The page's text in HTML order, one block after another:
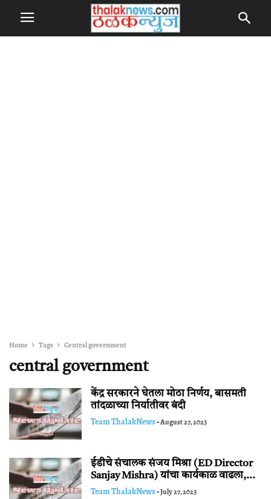
Home Tags Central government
central government
केंद्र सरकारने घेतला मोठा निर्णय, बासमती
तांदळाच्या निर्यातीवर बंदी
Team ThalakNews-August 27, 2023
ईडीचे संचालक संजय मिश्रा (ED Director
Sanjay Mishra) यांचा कार्यकाळ वाढला,...
Team ThalakNews-July 27, 2023